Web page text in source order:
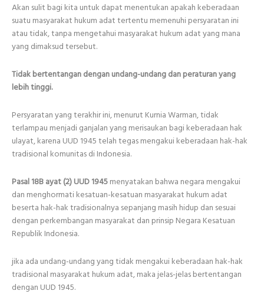
Akan sulit bagi kita untuk dapat menentukan apakah keberadaan
suatu masyarakat hukum adat tertentu memenuhi persyaratan ini
atau tidak, tanpa mengetahui masyarakat hukum adat yang mana
yang dimaksud tersebut.
Tidak bertentangan dengan undang-undang dan peraturan yang
lebih tinggi.
Persyaratan yang terakhir ini, menurut Kurnia Warman, tidak
terlampau menjadi ganjalan yang merisaukan bagi keberadaan hak
ulayat, karena UUD 1945 telah tegas mengakui keberadaan hak-hak
tradisional komunitas di Indonesia.
Pasal 18B ayat (2) UUD 1945menyatakan bahwa negara mengakui
dan menghormati kesatuan-kesatuan masyarakat hukum adat
beserta hak-hak tradisionalnya sepanjang masih hidup dan sesuai
dengan perkembangan masyarakat dan prinsip Negara Kesatuan
Republik Indonesia.
jika ada undang-undang yang tidak mengakui keberadaan hak-hak
tradisional masyarakat hukum adat, maka jelas-jelas bertentangan
dengan UUD 1945.